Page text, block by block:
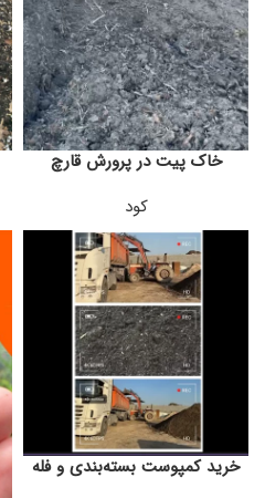
خاک پیت در پرورش قارچ
کود
خرید کمپوست بسته‌بندی و فله